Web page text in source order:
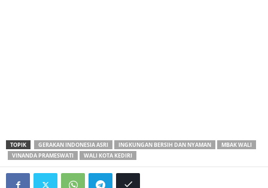
TOPIK GERAKAN INDONESIA ASRI INGKUNGAN BERSIH DAN NYAMAN
MBAK WALI
VINANDA PRAMESWATI
WALI KOTA KEDIRI